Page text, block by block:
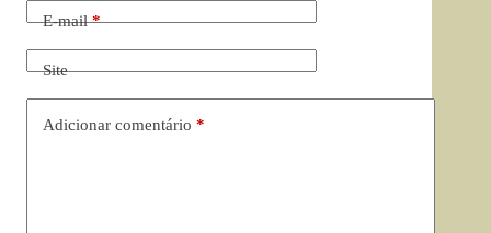
E-mail*
Site
Adicionar comentário *